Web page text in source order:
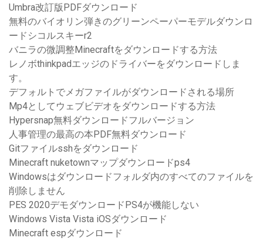
Umbra改訂版PDFダウンロード
無料のバイオリン弾きのグリーンペーパーモデルダウンロ
ードシコルスキーr2
バニラの微調整Minecraftをダウンロードする方法
レノボthinkpadエッジのドライバーをダウンロードしま
す。
デフォルトでメガファイルがダウンロードされる場所
Mp4としてウェブビデオをダウンロードする方法
Hypersnap無料ダウンロードフルバージョン
人事管理の最高の本PDF無料ダウンロード
Gitファイルsshをダウンロード
Minecraft nuketownマップダウンロードps4
Windowsはダウンロードフォルダ内のすべてのファイルを
削除しません
PES 2020デモダウンロードPS4が機能しない
Windows Vista Vista iOSダウンロード
Minecraft espダウンロード